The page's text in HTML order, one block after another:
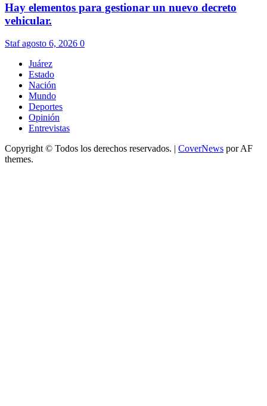
Hay elementos para gestionar un nuevo decreto
vehicular.
Stafagosto 6, 2026 0
Juárez
Estado
Nación
Mundo
Deportes
Opinión
Entrevistas
Copyright © Todos los derechos reservados. | CoverNews por AF
themes.